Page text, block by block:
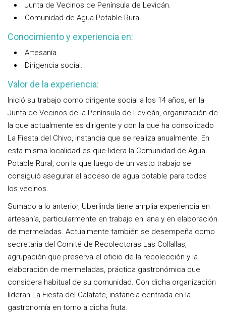
Junta de Vecinos de Península de Levicán.
Comunidad de Agua Potable Rural.
Conocimiento y experiencia en:
Artesanía.
Dirigencia social.
Valor de la experiencia:
Inició su trabajo como dirigente social a los 14 años, en la
Junta de Vecinos de la Península de Levicán, organización de
la que actualmente es dirigente y con la que ha consolidado
La Fiesta del Chivo, instancia que se realiza anualmente. En
esta misma localidad es que lidera la Comunidad de Agua
Potable Rural, con la que luego de un vasto trabajo se
consiguió asegurar el acceso de agua potable para todos
los vecinos.
Sumado a lo anterior, Uberlinda tiene amplia experiencia en
artesanía, particularmente en trabajo en lana y en elaboración
de mermeladas. Actualmente también se desempeña como
secretaria del Comité de Recolectoras Las Collallas,
agrupación que preserva el oficio de la recolección y la
elaboración de mermeladas, práctica gastronómica que
considera habitual de su comunidad. Con dicha organización
lideran La Fiesta del Calafate, instancia centrada en la
gastronomía en torno a dicha fruta.